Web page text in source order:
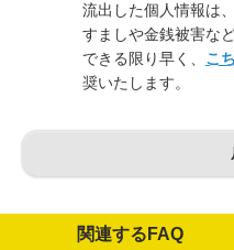
流出した個人情報は
すましや金銭被害な
できる限り早く、 こ
奨いたします。
関連するFAQ